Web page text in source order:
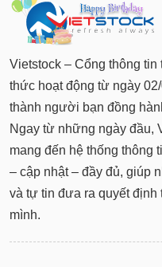
Vietstock – Cổng thông
thức hoạt động từ ngày
thành người bạn đồng
Ngay từ những ngày đầu,
mang đến hệ thống thông
– cập nhật – đầy đủ, giúp
và tự tin đưa ra quyết định
mình.
Tất cả Người nội bộ
Tin
tức
(-)
Bài
viết
của
tác
giả
(-)